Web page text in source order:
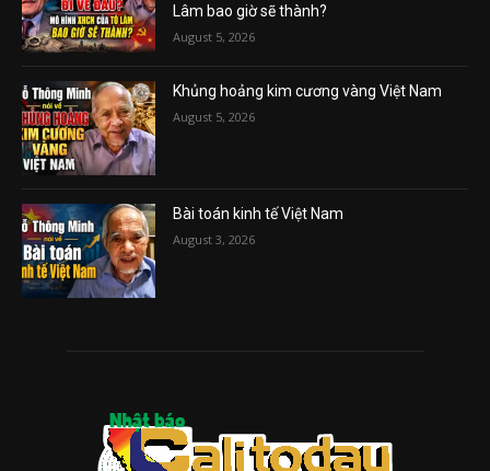
Lâm bao giờ sẽ thành?
August 5, 2026
Khủng hoảng kim cương vàng Việt Nam
August 5, 2026
Bài toán kinh tế Việt Nam
August 3, 2026